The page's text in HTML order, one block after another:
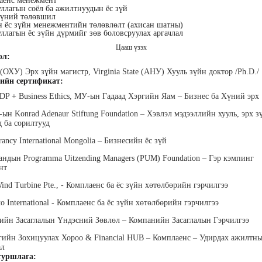
соёл ба ажилтнуудын ёс зүй
төлөвшил
зүйн менежментийн төлөвлөлт (ахисан шатны)
ёс зүйн дүрмийг зөв боловсруулах аргачлал
Цааш үзэх
Эрх зүйн магистр, Virginia State (АНУ) Хууль зүйн доктор /Ph.D./
сертификат:
+ Business Ethics, МУ-ын Гадаад Хэргийн Яам – Бизнес ба Хүний эрх
Konrad Adenaur Stiftung Foundation – Хэвлэл мэдээллийн хууль, эрх
ба сорилтууд
International Mongolia – Бизнесийн ёс зүй
Programma Uitzending Managers (PUM) Foundation – Гэр кэмпинг
Turbine Pte., - Комплаенс ба ёс зүйн хөтөлбөрийн гэрчилгээ
International - Комплаенс ба ёс зүйн хөтөлбөрийн гэрчилгээ
Засаглалын Үндэсний Зөвлөл – Компанийн Засаглалын Гэрчилгээ
Зохицуулах Хороо & Financial HUB – Комплаенс – Удирдах ажилтны
багш
Алтан-Авдар Ирээдүй
Эрдэмтэн Сурагчдын
Хөгжлийн Институтийн
тэргүүн (үүсгэн байгуулагч)
Нийслэлийн Засаг даргын
Тамгын Газар, Хүний
нөөцийн хэлтэс, Сургагч
багш
ТББ-
Зүрх
Ганболд Тод-Эрдэнэ
Маркетинг менежер - Зангиа
Портал ХХК
Мэндбаяр Төгөлдөр
Абико ХХК Борлуулалт,
Маркетингийн албаны
захирал
МСНЭ-